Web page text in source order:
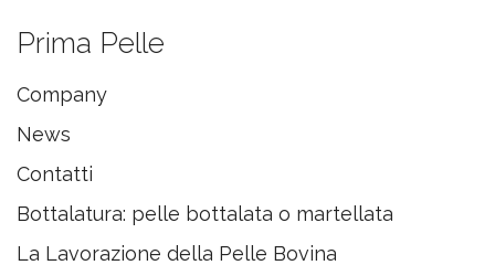
Prima Pelle
Company
News
Contatti
Bottalatura: pelle bottalata o martellata
La Lavorazione della Pelle Bovina